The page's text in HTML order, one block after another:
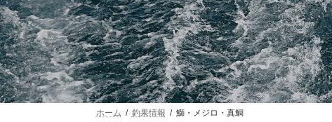
プ
動
ホーム 釣果情報 鰤・メジロ・真鯛